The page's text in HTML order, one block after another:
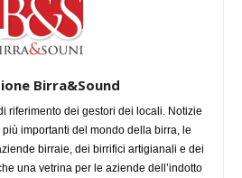
Birra&Sound
riferimento dei gestori dei locali. Notizie
importanti del mondo della birra, le
birraie, dei birrifici artigianali e dei
una vetrina per le aziende dell’indotto